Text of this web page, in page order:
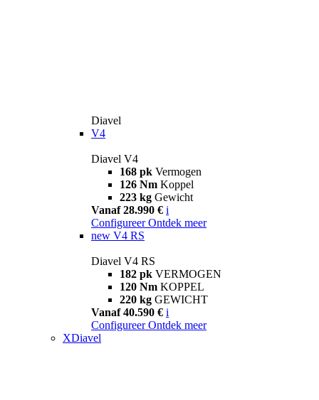
Diavel
V4
Diavel V4
168 pk Vermogen
126 Nm Koppel
223 kg Gewicht
Vanaf 28.990 € i
Configureer Ontdek meer
new V4 RS
Diavel V4 RS
182 pk VERMOGEN
120 Nm KOPPEL
220 kg GEWICHT
Vanaf 40.590 € i
Configureer Ontdek meer
XDiavel